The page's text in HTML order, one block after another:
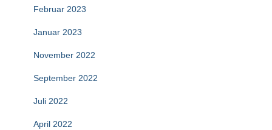
Februar 2023
Januar 2023
November 2022
September 2022
Juli 2022
April 2022